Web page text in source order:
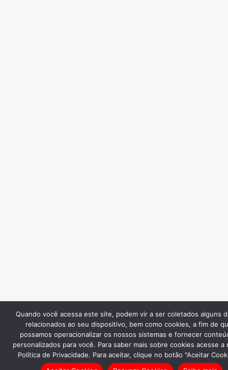
Quando você acessa este site, podem vir a ser coletados alguns
relacionados ao seu dispositivo, bem como cookies, a fim de
possamos operacionalizar os nossos sistemas e fornecer
personalizados para você. Para saber mais sobre cookies acesse a
Política de Privacidade. Para aceitar, clique no botão "Aceitar